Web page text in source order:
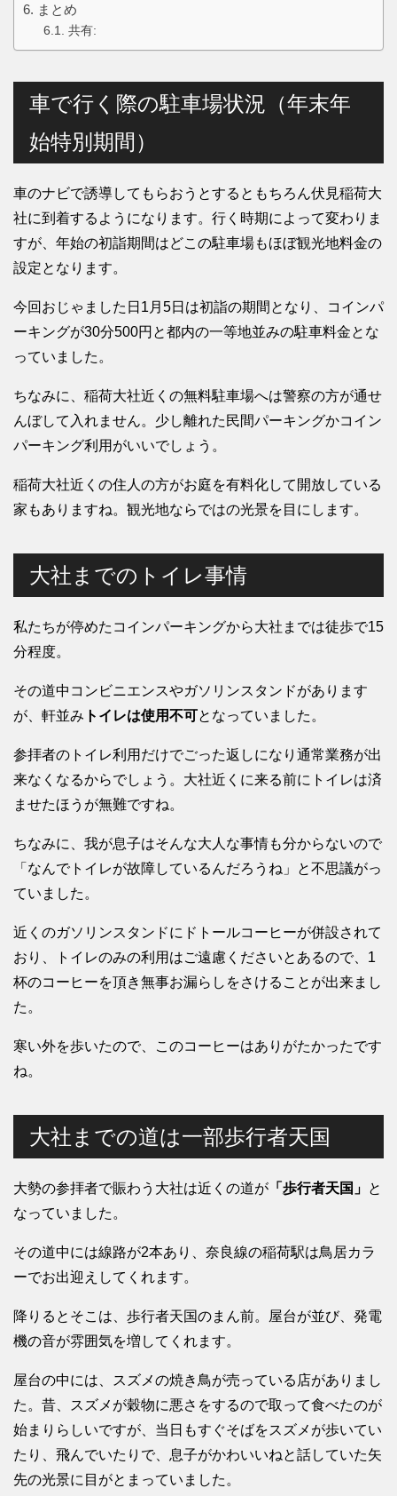
まとめ
共有:
車で行く際の駐車場状況（年末年
始特別期間）
車のナビで誘導してもらおうとするともちろん伏見稲荷大
社に到着するようになります。行く時期によって変わりま
すが、年始の初詣期間はどこの駐車場もほぼ観光地料金の
設定となります。
今回おじゃました日1月5日は初詣の期間となり、コインパ
ーキングが30分500円と都内の一等地並みの駐車料金とな
っていました。
ちなみに、稲荷大社近くの無料駐車場へは警察の方が通せ
んぼして入れません。少し離れた民間パーキングかコイン
パーキング利用がいいでしょう。
稲荷大社近くの住人の方がお庭を有料化して開放している
家もありますね。観光地ならではの光景を目にします。
大社までのトイレ事情
私たちが停めたコインパーキングから大社までは徒歩で15
分程度。
その道中コンビニエンスやガソリンスタンドがあります
が、軒並み トイレは使用不可となっていました。
参拝者のトイレ利用だけでごった返しになり通常業務が出
来なくなるからでしょう。大社近くに来る前にトイレは済
ませたほうが無難ですね。
ちなみに、我が息子はそんな大人な事情も分からないので
「なんでトイレが故障しているんだろうね」と不思議がっ
ていました。
近くのガソリンスタンドにドトールコーヒーが併設されて
おり、トイレのみの利用はご遠慮くださいとあるので、1
杯のコーヒーを頂き無事お漏らしをさけることが出来まし
た。
寒い外を歩いたので、このコーヒーはありがたかったです
ね。
大社までの道は一部歩行者天国
大勢の参拝者で賑わう大社は近くの道が 「歩行者天国」 と
なっていました。
その道中には線路が2本あり、奈良線の稲荷駅は鳥居カラ
ーでお出迎えしてくれます。
降りるとそこは、歩行者天国のまん前。屋台が並び、発電
機の音が雰囲気を増してくれます。
屋台の中には、スズメの焼き鳥が売っている店がありまし
た。昔、スズメが穀物に悪さをするので取って食べたのが
始まりらしいですが、当日もすぐそばをスズメが歩いてい
たり、飛んでいたりで、息子がかわいいねと話していた矢
先の光景に目がとまっていました。